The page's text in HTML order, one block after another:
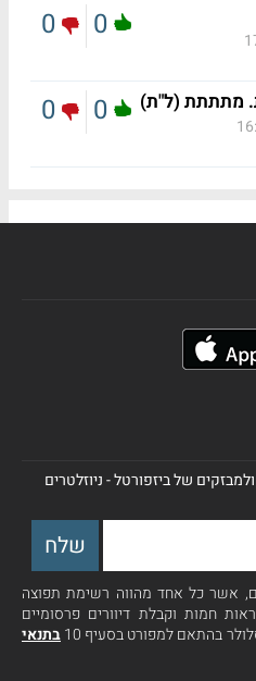
0
0
מתתתת (ל"ת) 0
0
של ביזפורטל - ניוזלטרים
אשר כל אחד מהווה רשימת תפוצה
חמות וקבלת דיוורים פרסומיים
בהתאם למפורט בסעיף 10
בתנאי